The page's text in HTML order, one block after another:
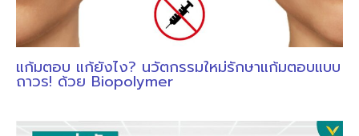
แก้มตอบ แก้ยังไง? นวัตกรรมใหม่รักษาแก้มตอบแบบ
ถาวร! ด้วย Biopolymer